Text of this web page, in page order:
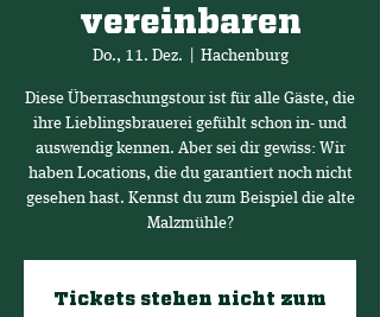
vereinbaren
Do., 11. Dez. Hachenburg
Diese Überraschungstour ist für alle Gäste, die
ihre Lieblingsbrauerei gefühlt schon in- und
auswendig kennen. Aber sei dir gewiss: Wir
haben Locations, die du garantiert noch nicht
gesehen hast. Kennst du zum Beispiel die alte
Malzmühle?
Tickets stehen nicht zum